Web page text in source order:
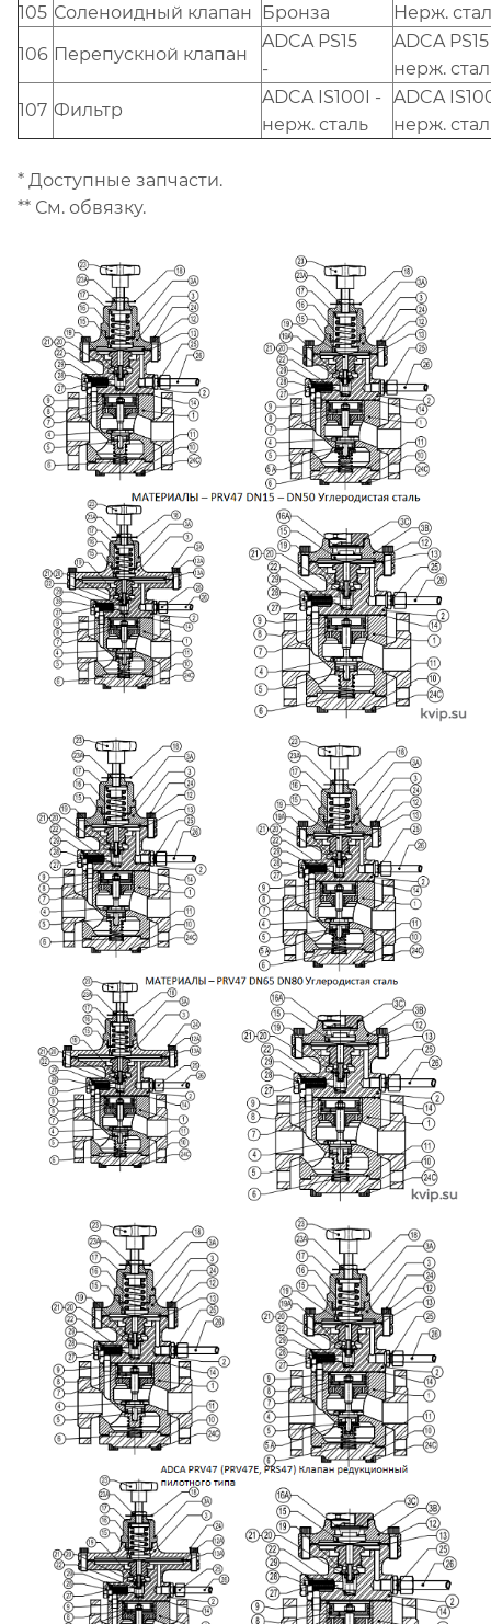
105 Соленоидный клапан Бронза
Нерж.
106 Перепускной клапан
ADCA PS15
-
ADCA
нерж.
107 Фильтр
ADCA IS100I -
нерж. сталь
ADCA
нерж.
* Доступные запчасти.
** См. обвязку.